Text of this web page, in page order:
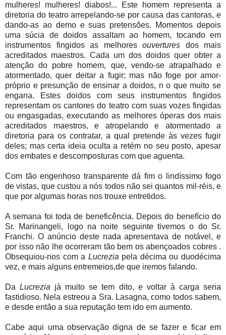
mulheres! mulheres! diabos!... Este homem representa a
diretoria do teatro arrepelando-se por causa das cantoras, e
dando-as ao demo e suas pretensões. Momentos depois
uma súcia de doidos assaltam ao homem, tocando em
instrumentos fingidos as melhores ouvertures dos mais
acreditados maestros. Cada um dos doidos quer obter a
atenção do pobre homem, que, vendo-se atrapalhado e
atormentado, quer deitar a fugir; mas não foge por amor-
próprio e presunção de ensinar a doidos, n o que muito se
engana. Estes doidos com seus instrumentos fingidos
representam os cantores do teatro com suas vozes fingidas
ou engasgadas, executando as melhores óperas dos mais
acreditados maestros, e atropelando e atormentado a
diretoria para os contratar, a qual pretende às vezes fugir
deles; mas certa ideia oculta a retém no seu posto, apesar
dos embates e descomposturas com que aguenta.
Com tão engenhoso transparente dá fim o lindíssimo fogo
de vistas, que custou a nós todos não sei quantos mil-réis, e
que por algumas horas nos trouxe entretidos.
A semana foi toda de beneficência. Depois do benefício do
Sr. Marinangeli, logo na noite seguinte tivemos o do Sr.
Franchi. O anúncio deste nada apresentava de notável, e
por isso não lhe ocorreram tão bem os abençoados cobres .
Obsequiou-nos com a Lucrezia pela décima ou duodécima
vez, e mais alguns entremeios,de que iremos falando.
DaLucrezia já muito se tem dito, e voltar à carga seria
fastidioso. Nela estreou a Sra. Lasagna, como todos sabem,
e desde então a sua reputação tem ido em aumento.
Cabe aqui uma observação digna de se fazer e ficar em